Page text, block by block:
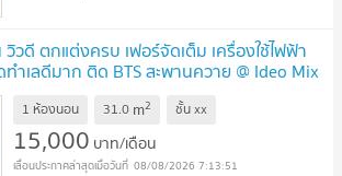
วดี ตกแต่งครบ เฟอร์จัดเต็ม เครื่องใช้ไฟฟ้า
ำเลดีมาก ติด BTS สะพานควาย @ Ideo Mix
!
1 ห้องนอน 31.0 m2 ชั้นxx
15,000 บาท/เดือน
08/08/2026 7:13:51